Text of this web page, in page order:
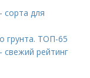
сорта для
грунта. ТОП-65
свежий рейтинг